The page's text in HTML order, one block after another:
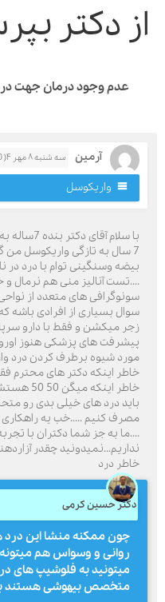
دکتر
عدم وجود درمان جهت درد
آرمین سه شنبه ۸ مهر ۴( 10 ماه پیش)
واریکوسل
با سلام آقای دکتر
7 سال به تازگی واریکوسل من گرید
وسنگینی توام با درد در ناحیه
آنالیز منی هم نرمال و خوبه
های متعدد از نواحی
بسیاری از افرادی باشه که دارن
میکشن و فقط با دارو سرپا هستن
های پزشکی هنوز
شیوه برطرف کردن درد
اینکه دکتر های محترم فقط به
خاطر اینکه میگن
درد های خیلی بدی رو متحمل
کنیم .....خب یه راهکاری برای
به جز شما دکتران با تجربه و
چقدر
درد
دکتر حسین کرمی
چون ممکنه منشا این درد ها از
روانی و وسواس هم میتونه این
میتونید به فلوشیپ های درد
متخصص بیهوشی هستند برای